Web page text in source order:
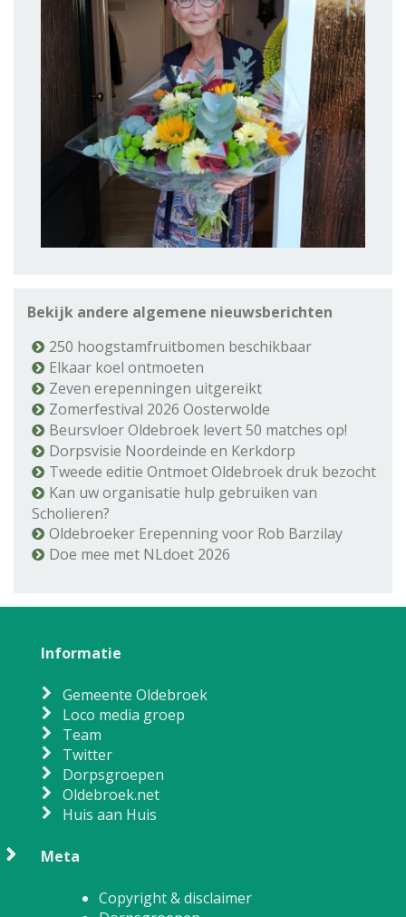
Bekijk andere algemene nieuwsberichten
250 hoogstamfruitbomen beschikbaar
Elkaar koel ontmoeten
Zeven erepenningen uitgereikt
Zomerfestival 2026 Oosterwolde
Beursvloer Oldebroek levert 50 matches op!
Dorpsvisie Noordeinde en Kerkdorp
Tweede editie Ontmoet Oldebroek druk bezocht
Kan uw organisatie hulp gebruiken van
Scholieren?
Oldebroeker Erepenning voor Rob Barzilay
Doe mee met NLdoet 2026
Informatie
Gemeente Oldebroek
Loco media groep
Team
Twitter
Dorpsgroepen
Oldebroek.net
Huis aan Huis
Meta
Copyright & disclaimer